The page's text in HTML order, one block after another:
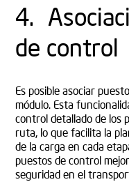
4.
de control
Es posible asociar
módulo. Esta
control detallado de los
ruta, lo que facilita la
de la carga en cada
puestos de control
seguridad en el